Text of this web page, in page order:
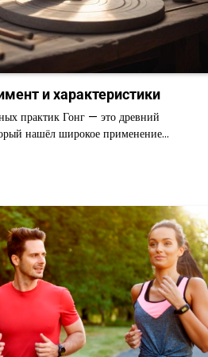
и характеристики
практик Гонг — это древний
нашёл широкое применение…